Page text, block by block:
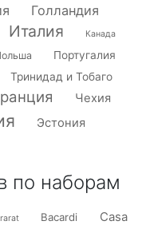
Голландия
Италия Канада
Португалия
Тринидад и Тобаго
Чехия
Эстония
по наборам
Bacardi
Casa